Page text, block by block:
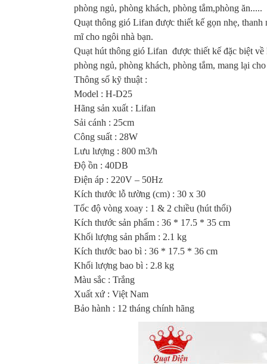
phòng ngủ, phòng khách, phòng tắm,phòng ăn.....
Quạt thông gió Lifan được thiết kế gọn nhẹ,
mĩ cho ngôi nhà bạn.
Quạt hút thông gió Lifan được thiết kế đặc biệt
phòng ngủ, phòng khách, phòng tắm, mang lại
Thông số kỹ thuật :
Model : H-D25
Hãng sản xuất : Lifan
Sải cánh : 25cm
Công suất : 28W
Lưu lượng : 800 m3/h
Độ ồn : 40DB
Điện áp : 220V – 50Hz
Kích thước lỗ tường (cm) : 30 x 30
Tốc độ vòng xoay : 1 & 2 chiều (hút thổi)
Kích thước sản phẩm : 36 * 17.5 * 35 cm
Khối lượng sản phẩm : 2.1 kg
Kích thước bao bì : 36 * 17.5 * 36 cm
Khối lượng bao bì : 2.8 kg
Màu sắc : Trắng
Xuất xứ : Việt Nam
Bảo hành : 12 tháng chính hãng